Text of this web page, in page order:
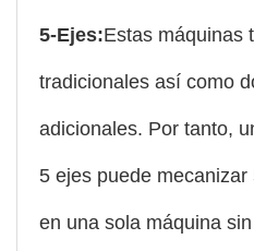
5-Ejes:Estas máquinas
tradicionales así como
adicionales. Por tanto,
5 ejes puede
en una sola máquina